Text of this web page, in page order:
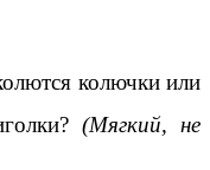
колючки или
(Мягкий, не